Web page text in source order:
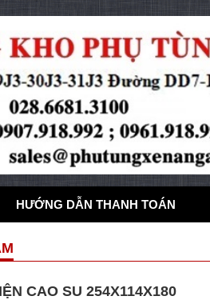
HƯỚNG DẪN THANH TOÁN
CAO SU 254X114X180